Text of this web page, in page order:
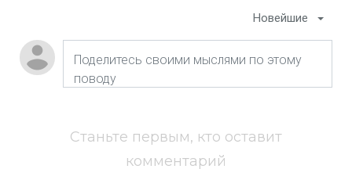
Новейшие
Станьте первым, кто оставит
комментарий